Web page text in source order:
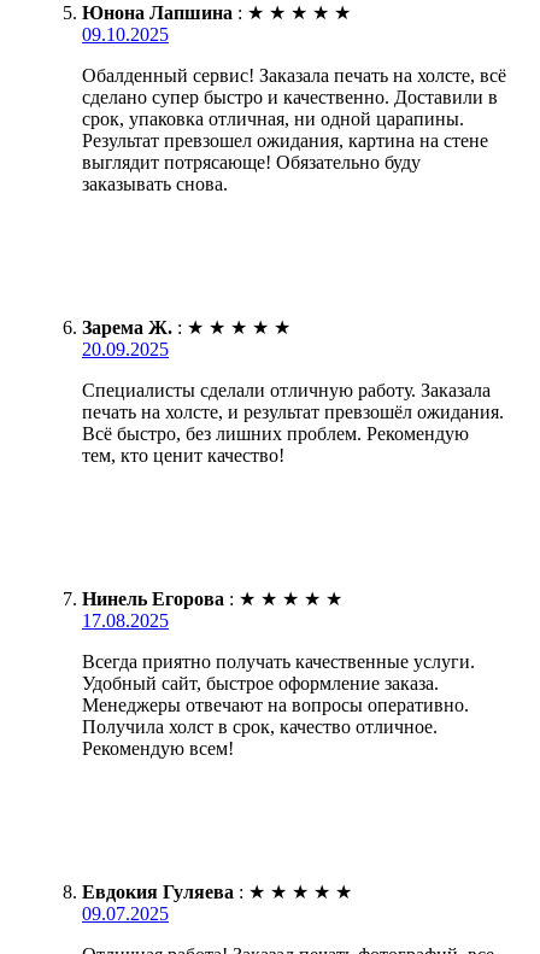
Юнона Лапшина : ★ ★ ★ ★ ★
09.10.2025
Обалденный сервис! Заказала печать на холсте, всё
сделано супер быстро и качественно. Доставили в
срок, упаковка отличная, ни одной царапины.
Результат превзошел ожидания, картина на стене
выглядит потрясающе! Обязательно буду
заказывать снова.
Зарема Ж. : ★ ★ ★ ★ ★
20.09.2025
Специалисты сделали отличную работу. Заказала
печать на холсте, и результат превзошёл ожидания.
Всё быстро, без лишних проблем. Рекомендую
тем, кто ценит качество!
Нинель Егорова : ★ ★ ★ ★ ★
17.08.2025
Всегда приятно получать качественные услуги.
Удобный сайт, быстрое оформление заказа.
Менеджеры отвечают на вопросы оперативно.
Получила холст в срок, качество отличное.
Рекомендую всем!
Евдокия Гуляева : ★ ★ ★ ★ ★
09.07.2025